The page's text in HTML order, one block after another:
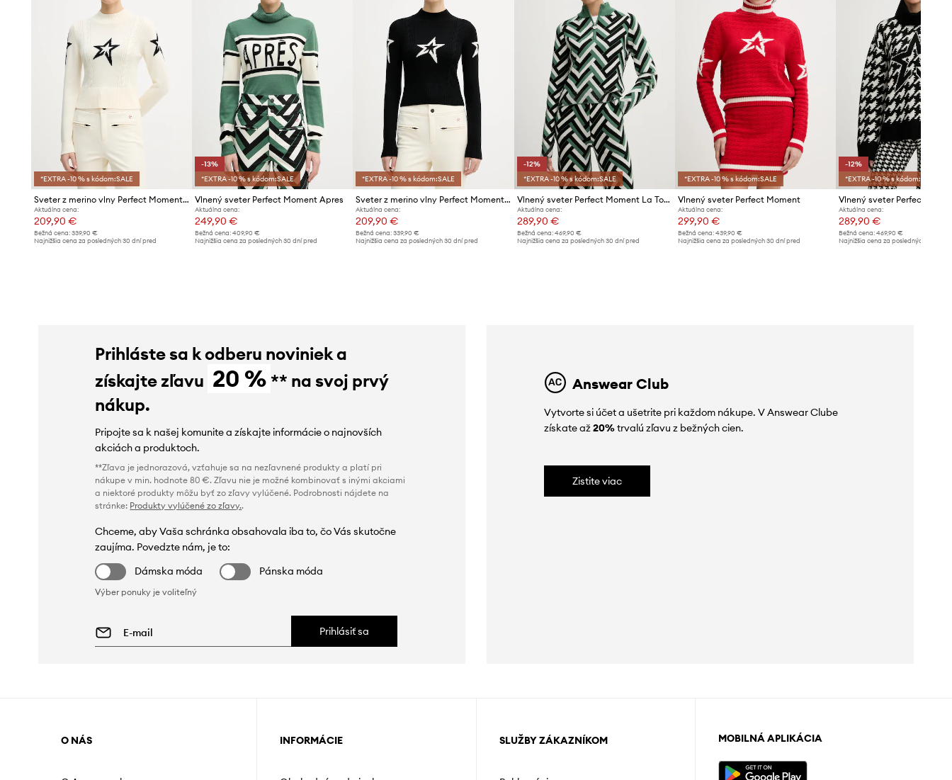
*EXTRA -10 % s kódom:SALE
Sveter z merino vlny Perfect Moment Cable
Aktuálna cena:
209,90 €
Bežná cena: 339,90 €
Najnižšia cena za posledných 30 dní pred
-13%
*EXTRA -10 % s kódom:SALE
Vlnený sveter Perfect Moment Apres
Aktuálna cena:
249,90 €
Bežná cena:409,90 €
Najnižšia cena za posledných 30 dní pred
*EXTRA -10 % s kódom:SALE
Sveter z merino vlny Perfect Moment Cable
Aktuálna cena:
209,90 €
Bežná cena: 339,90 €
Najnižšia cena za posledných 30 dní pred
-12%
*EXTRA -10 % s kódom:SALE
Vlnený sveter Perfect Moment La Tour
Aktuálna cena:
289,90 €
Bežná cena: 469,90 €
Najnižšia cena za posledných 30 dní pred
*EXTRA -10 % s kódom:SALE
Vlnený sveter Perfect Moment
Aktuálna cena:
299,90 €
Bežná cena:439,90 €
Najnižšia cena za posledných 30 dní pred
-12%
*EXTRA -10 % s kódom:SALE
Aktuálna cena:
289,90 €
Bežná cena: 469,90 €
Najnižšia cena za posledných 30 dní
Prihláste sa k odberu noviniek a
získajte zľavu 20 % ** na svoj prvý
nákup.
Pripojte sa k našej komunite a získajte informácie o najnovších
akciách a produktoch.
**Zľava je jednorazová, vzťahuje sa na nezľavnené produkty a platí pri
nákupe v min. hodnote 80 €. Zľavu nie je možné kombinovať s inými akciami
a niektoré produkty môžu byť zo zľavy vylúčené. Podrobnosti nájdete na
stránke: Produkty vylúčené zo zľavy..
Chceme, aby Vaša schránka obsahovala iba to, čo Vás skutočne
zaujíma. Povedzte nám, je to:
Dámska móda
Pánska móda
Výber ponuky je voliteľný
Prihlásiť sa
Answear Club
Vytvorte si účet a ušetrite pri každom nákupe. V Answear Clube
získate až20%trvalú zľavu z bežných cien.
Zistite viac
O NÁS INFORMÁCIE SLUŽBY ZÁKAZNÍKOM MOBILNÁ APLIKÁCIA